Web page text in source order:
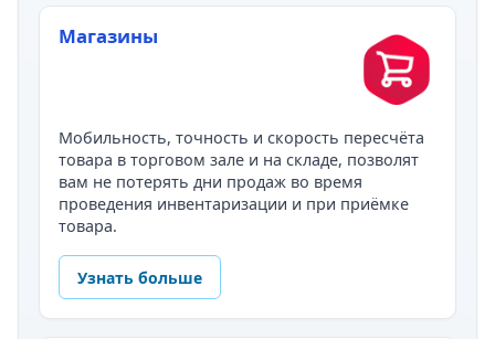
Магазины
Мобильность, точность и скорость пересчёта
товара в торговом зале и на складе, позволят
вам не потерять дни продаж во время
проведения инвентаризации и при приёмке
товара.
Узнать больше